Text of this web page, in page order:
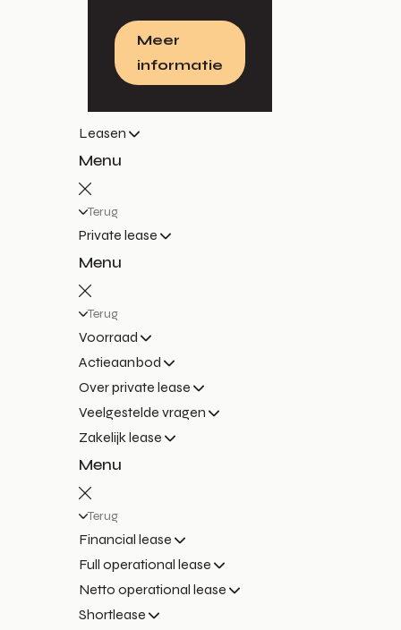
Meer
informatie
Leasen
Menu
Terug
Private lease
Menu
Terug
Voorraad
Actieaanbod
Over private lease
Veelgestelde vragen
Zakelijk lease
Menu
Terug
Financial lease
Full operational lease
Netto operational lease
Shortlease